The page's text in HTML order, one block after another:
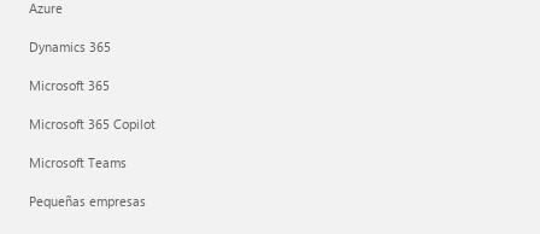
Azure
Dynamics 365
Microsoft 365
Microsoft 365 Copilot
Microsoft Teams
Pequeñas empresas